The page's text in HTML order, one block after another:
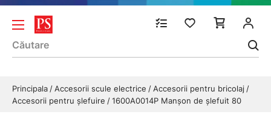
Principala Accesorii scule electrice
Accesorii pentru bricolaj
Accesorii pentru șlefuire
1600A0014P Manşon de şlefuit 80